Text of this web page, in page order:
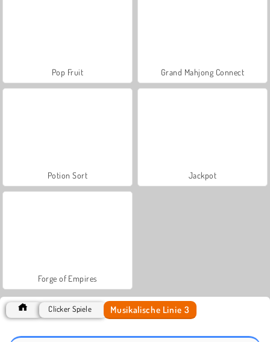
Pop Fruit Grand Mahjong Connect
Potion Sort Jackpot
Forge of Empires
Clicker Spiele Musikalische Linie 3